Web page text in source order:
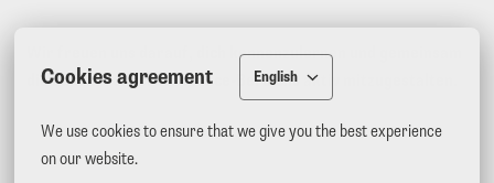
Cookies agreement English
We use cookies to ensure that we give you the best experience
on our website.
Wir freuen uns darauf, dich kennenzulernen und gemeinsam
die Zukunft unseres Finance-Bereichs aktiv mitzugestalten.